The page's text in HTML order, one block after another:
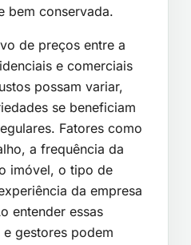
bem conservada.
de preços entre a
e comerciais
possam variar,
se beneficiam
Fatores como
a frequência da
imóvel, o tipo de
da empresa
entender essas
gestores podem